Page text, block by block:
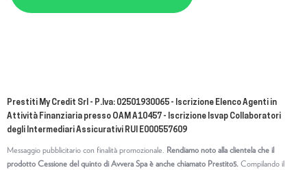
Prestiti My Credit Srl - P.Iva: 02501930065 - Iscrizione Elenco Agenti in
Attività Finanziaria presso OAM A10457 - Iscrizione Isvap Collaboratori
degli Intermediari Assicurativi RUI E000557609
Messaggio pubblicitario con finalità promozionale. Rendiamo noto alla clientela che il
prodotto Cessione del quinto di Avvera Spa è anche chiamato Prestito5.Compilando il